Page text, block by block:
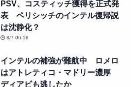
PSV、コスティッチ獲得を正式発
表 ペリシッチのインテル復帰説
は沈静化？
8/7 06:18
インテルの補強が難航中 ロメロ
はアトレティコ・マドリー濃厚
ディアビも逃したか